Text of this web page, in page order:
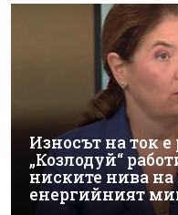
Износът на ток
„Козлодуй“
ниските нива
енергийният